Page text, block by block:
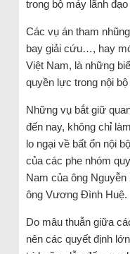
trong bộ máy lãnh
Các vụ án tham
bay giải cứu…, hay
Việt Nam, là những
quyền lực trong nội
Những vụ bắt giữ
đến nay, không chỉ
lo ngại về bất ổn nội
của các phe nhóm
Nam của ông
ông Vương Đình Huệ.
Do mâu thuẫn giữa
nên các quyết định